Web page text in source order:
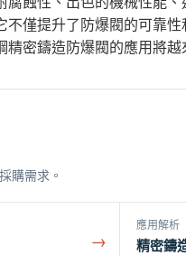
僅提升了防爆閥的可靠
密鑄造防爆閥的應用將越
購需求。
→
應用解析
精密鑄